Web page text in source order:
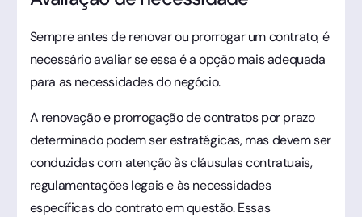
Sempre antes de renovar ou prorrogar um contrato, é
necessário avaliar se essa é a opção mais adequada
para as necessidades do negócio.
A renovação e prorrogação de contratos por prazo
determinado podem ser estratégicas, mas devem ser
conduzidas com atenção às cláusulas contratuais,
regulamentações legais e às necessidades
específicas do contrato em questão. Essas